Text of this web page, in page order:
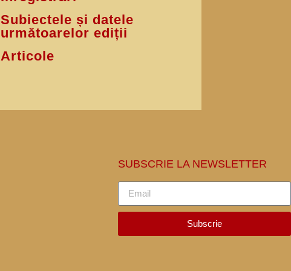
Subiectele și datele
următoarelor ediții
Articole
SUBSCRIE LA NEWSLETTER
Subscrie